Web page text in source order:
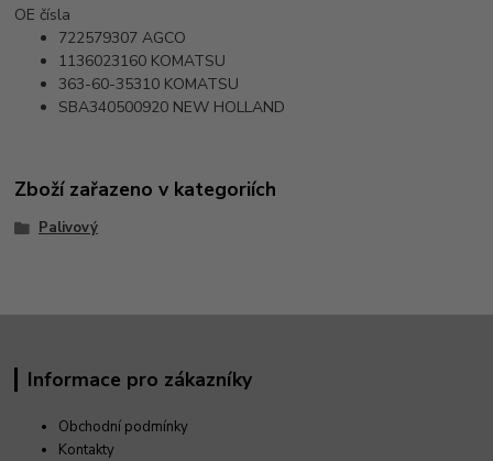
OE čísla
722579307 AGCO
1136023160 KOMATSU
363-60-35310 KOMATSU
SBA340500920 NEW HOLLAND
Zboží zařazeno v kategoriích
Palivový
Informace pro zákazníky
Obchodní podmínky
Kontakty